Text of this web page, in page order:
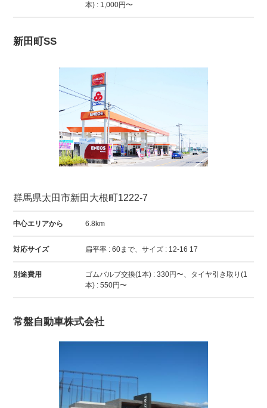
本) : 1,000円〜
新田町SS
群馬県太田市新田大根町1222-7
中心エリアから 6.8km
対応サイズ 扁平率 : 60まで、サイズ : 12-16 17
別途費用
ゴムバルブ交換(1本) : 330円〜、タイヤ引き取り(1
本) : 550円〜
常盤自動車株式会社